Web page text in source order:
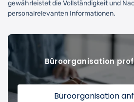
gewährleistet die Vollständigkeit und
personalrelevanten Informationen.
Büroorganisation
Büroorganisation